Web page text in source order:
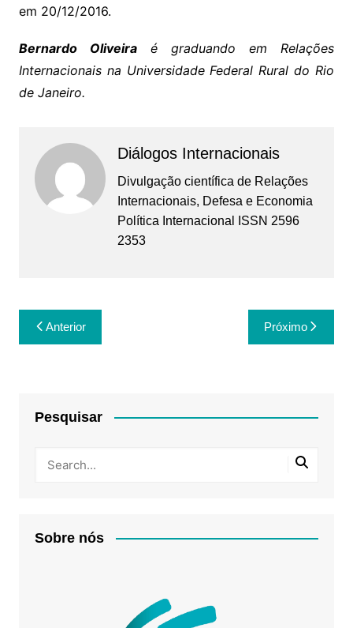
em 20/12/2016.
Bernardo Oliveiraé graduando em Relações
Internacionais na Universidade Federal Rural do Rio
de Janeiro.
Diálogos Internacionais
Divulgação científica de Relações
Internacionais, Defesa e Economia
Política Internacional ISSN 2596
2353
Navegação
de
Anterior Próximo
Pesquisar
Sobre nós